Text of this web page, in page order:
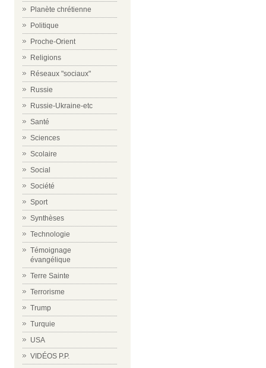
Planète chrétienne
Politique
Proche-Orient
Religions
Réseaux "sociaux"
Russie
Russie-Ukraine-etc
Santé
Sciences
Scolaire
Social
Société
Sport
Synthèses
Technologie
Témoignage
évangélique
Terre Sainte
Terrorisme
Trump
Turquie
USA
VIDÉOS P.P.